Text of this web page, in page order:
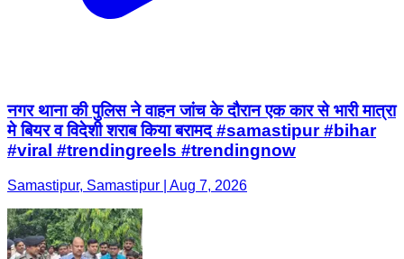
नगर थाना की पुलिस ने वाहन जांच के दौरान एक कार से भारी मात्रा
मे बियर व विदेशी शराब किया बरामद #samastipur #bihar
#viral #trendingreels #trendingnow
Samastipur, Samastipur | Aug 7, 2026